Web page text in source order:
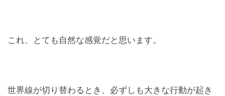
これ、とても自然な感覚だと思います。
世界線が切り替わるとき、必ずしも大きな行動が起き